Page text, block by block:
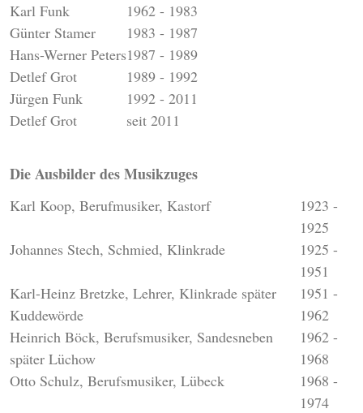
Karl Funk
1962 - 1983
Günter Stamer
1983 - 1987
Hans-Werner Peters1987 - 1989
Detlef Grot
1989 - 1992
Jürgen Funk
1992 - 2011
Detlef Grot
seit 2011
Die Ausbilder des Musikzuges
Karl Koop, Berufmusiker, Kastorf
1923 -
1925
Johannes Stech, Schmied, Klinkrade
1925 -
1951
Karl-Heinz Bretzke, Lehrer, Klinkrade später
Kuddewörde
1951 -
1962
Heinrich Böck, Berufsmusiker, Sandesneben
später Lüchow
1962 -
1968
Otto Schulz, Berufsmusiker, Lübeck
1968 -
1974